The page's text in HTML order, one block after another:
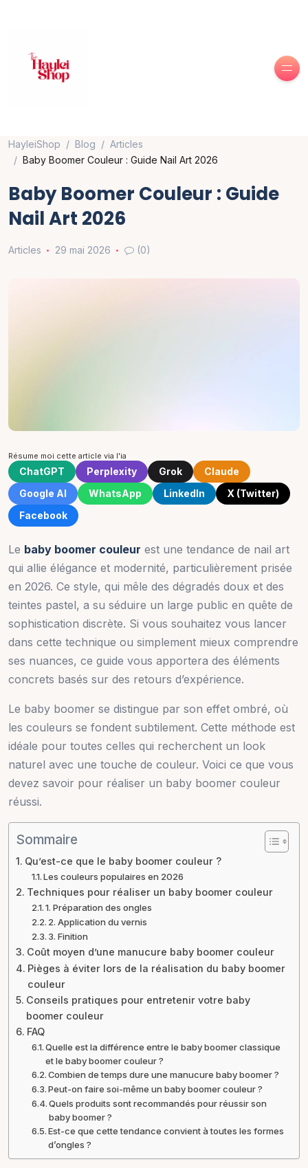
HayleiShop Blog
Articles
Baby Boomer Couleur : Guide Nail Art 2026
Baby Boomer Couleur : Guide
Nail Art 2026
Articles 29 mai 2026 (0)
Résume moi cette article via l'ia
ChatGPT Perplexity Grok
Claude
Google AI
WhatsApp LinkedIn
X (Twitter)
Facebook
Le baby boomer couleur est une tendance de nail art
qui allie élégance et modernité, particulièrement prisée
en 2026. Ce style, qui mêle des dégradés doux et des
teintes pastel, a su séduire un large public en quête de
sophistication discrète. Si vous souhaitez vous lancer
dans cette technique ou simplement mieux comprendre
ses nuances, ce guide vous apportera des éléments
concrets basés sur des retours d’expérience.
Le baby boomer se distingue par son effet ombré, où
les couleurs se fondent subtilement. Cette méthode est
idéale pour toutes celles qui recherchent un look
naturel avec une touche de couleur. Voici ce que vous
devez savoir pour réaliser un baby boomer couleur
réussi.
Sommaire
Qu’est-ce que le baby boomer couleur ?
Les couleurs populaires en 2026
Techniques pour réaliser un baby boomer couleur
1. Préparation des ongles
2. Application du vernis
3. Finition
Coût moyen d’une manucure baby boomer couleur
Pièges à éviter lors de la réalisation du baby boomer
couleur
Conseils pratiques pour entretenir votre baby
boomer couleur
FAQ
Quelle est la différence entre le baby boomer classique
et le baby boomer couleur ?
Combien de temps dure une manucure baby boomer ?
Peut-on faire soi-même un baby boomer couleur ?
Quels produits sont recommandés pour réussir son
baby boomer ?
Est-ce que cette tendance convient à toutes les formes
d’ongles ?